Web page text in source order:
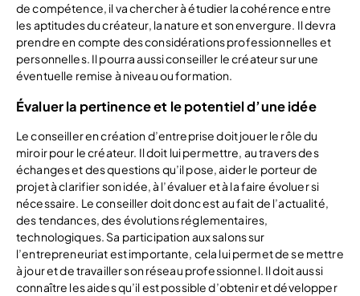
de compétence, il va chercher à étudier la cohérence entre
les aptitudes du créateur, la nature et son envergure. Il devra
prendre en compte des considérations professionnelles et
personnelles. Il pourra aussi conseiller le créateur sur une
éventuelle remise à niveau ou formation.
Évaluer la pertinence et le potentiel d’une idée
Le conseiller en création d’entreprise doit jouer le rôle du
miroir pour le créateur. Il doit lui permettre, au travers des
échanges et des questions qu’il pose, aider le porteur de
projet à clarifier son idée, à l’évaluer et à la faire évoluer si
nécessaire. Le conseiller doit donc est au fait de l’actualité,
des tendances, des évolutions réglementaires,
technologiques. Sa participation aux salons sur
l’entrepreneuriat est importante, cela lui permet de se mettre
à jour et de travailler son réseau professionnel. Il doit aussi
connaître les aides qu’il est possible d’obtenir et développer